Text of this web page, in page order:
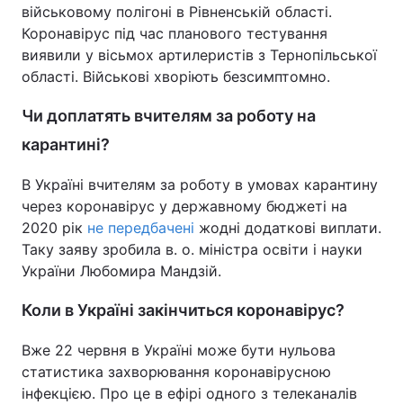
військовому полігоні в Рівненській області.
Коронавірус під час планового тестування
виявили у вісьмох артилеристів з Тернопільської
області. Військові хворіють безсимптомно.
Чи доплатять вчителям за роботу на
карантині?
В Україні вчителям за роботу в умовах карантину
через коронавірус у державному бюджеті на
2020 рік не передбачені жодні додаткові виплати.
Таку заяву зробила в. о. міністра освіти і науки
України Любомира Мандзій.
Коли в Україні закінчиться коронавірус?
Вже 22 червня в Україні може бути нульова
статистика захворювання коронавірусною
інфекцією. Про це в ефірі одного з телеканалів